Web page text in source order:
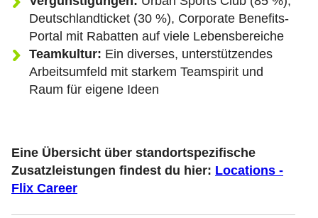
Deutschlandticket (30 %), Corporate Benefits-
Portal mit Rabatten auf viele Lebensbereiche
Teamkultur: Ein diverses, unterstützendes
Arbeitsumfeld mit starkem Teamspirit und
Raum für eigene Ideen
Eine Übersicht über standortspezifische
Zusatzleistungen findest du hier: Locations -
Flix Career